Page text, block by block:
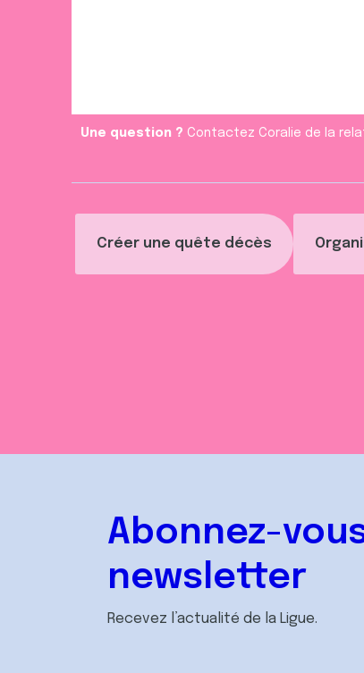
Créer une quête décès
Une question ? Contactez Coralie de la
Abonnez-
newsletter
Recevez l’actualité de la Ligue.